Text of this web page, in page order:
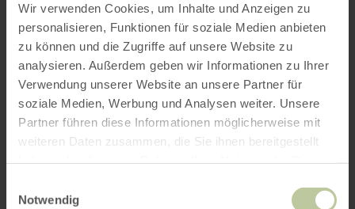
Wir verwenden Cookies, um Inhalte und Anzeigen zu
personalisieren, Funktionen für soziale Medien anbieten
zu können und die Zugriffe auf unsere Website zu
analysieren. Außerdem geben wir Informationen zu Ihrer
Verwendung unserer Website an unsere Partner für
soziale Medien, Werbung und Analysen weiter. Unsere
Partner führen diese Informationen möglicherweise mit
weiteren Daten zusammen, die Sie ihnen bereitgestellt
Notwendig